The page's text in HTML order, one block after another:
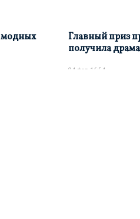
модных
Главный приз
получила драма
04 фев, 16:54